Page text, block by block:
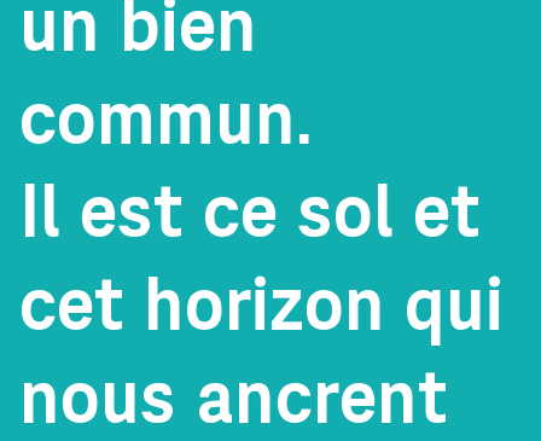
un bien
commun.
Il est ce sol et
cet horizon qui
nous ancrent